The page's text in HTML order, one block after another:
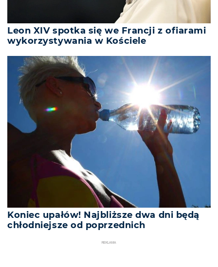
Leon XIV spotka się we Francji z ofiarami
wykorzystywania w Kościele
Koniec upałów! Najbliższe dwa dni będą
chłodniejsze od poprzednich
REKLAMA